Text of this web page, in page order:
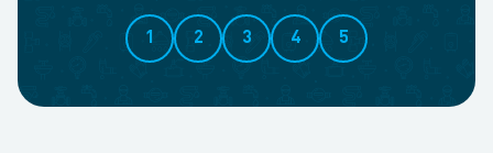
1 2 3 4 5